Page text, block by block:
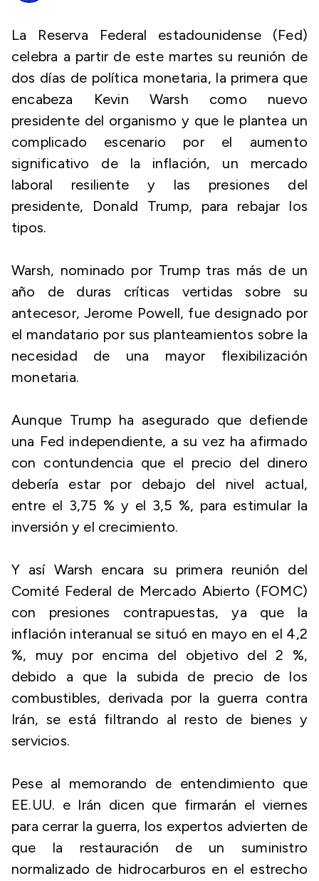
La Reserva Federal estadounidense (Fed)
celebra a partir de este martes su reunión de
dos días de política monetaria, la primera que
encabeza Kevin Warsh como nuevo
presidente del organismo y que le plantea un
complicado escenario por el aumento
significativo de la inflación, un mercado
laboral resiliente y las presiones del
presidente, Donald Trump, para rebajar los
tipos.
Warsh, nominado por Trump tras más de un
año de duras críticas vertidas sobre su
antecesor, Jerome Powell, fue designado por
el mandatario por sus planteamientos sobre la
necesidad de una mayor flexibilización
monetaria.
Aunque Trump ha asegurado que defiende
una Fed independiente, a su vez ha afirmado
con contundencia que el precio del dinero
debería estar por debajo del nivel actual,
entre el 3,75 % y el 3,5 %, para estimular la
inversión y el crecimiento.
Y así Warsh encara su primera reunión del
Comité Federal de Mercado Abierto (FOMC)
con presiones contrapuestas, ya que la
inflación interanual se situó en mayo en el 4,2
%, muy por encima del objetivo del 2 %,
debido a que la subida de precio de los
combustibles, derivada por la guerra contra
Irán, se está filtrando al resto de bienes y
servicios.
Pese al memorando de entendimiento que
EE.UU. e Irán dicen que firmarán el viernes
para cerrar la guerra, los expertos advierten de
que la restauración de un suministro
normalizado de hidrocarburos en el estrecho